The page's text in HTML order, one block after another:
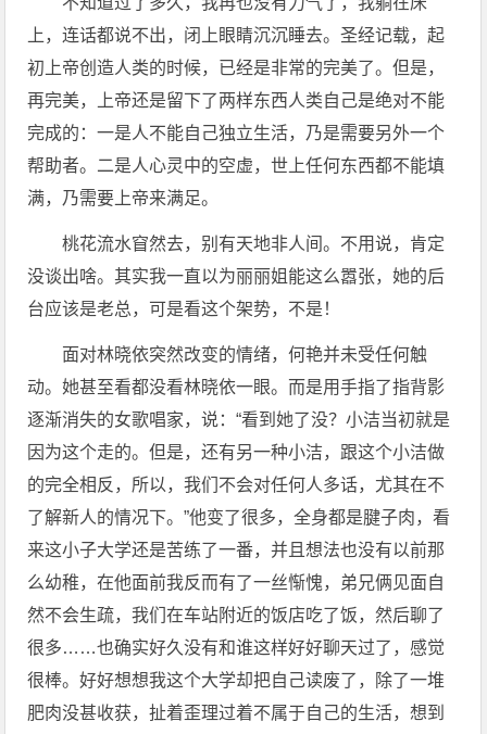
上，连话都说不出，闭上眼睛沉沉睡去。圣经记载，起
初上帝创造人类的时候，已经是非常的完美了。但是，
再完美，上帝还是留下了两样东西人类自己是绝对不能
完成的：一是人不能自己独立生活，乃是需要另外一个
帮助者。二是人心灵中的空虚，世上任何东西都不能填
满，乃需要上帝来满足。
桃花流水窅然去，别有天地非人间。不用说，肯定
没谈出啥。其实我一直以为丽丽姐能这么嚣张，她的后
台应该是老总，可是看这个架势，不是！
面对林晓依突然改变的情绪，何艳并未受任何触
动。她甚至看都没看林晓依一眼。而是用手指了指背影
逐渐消失的女歌唱家，说：“看到她了没？小洁当初就是
因为这个走的。但是，还有另一种小洁，跟这个小洁做
的完全相反，所以，我们不会对任何人多话，尤其在不
了解新人的情况下。”他变了很多，全身都是腱子肉，看
来这小子大学还是苦练了一番，并且想法也没有以前那
么幼稚，在他面前我反而有了一丝惭愧，弟兄俩见面自
然不会生疏，我们在车站附近的饭店吃了饭，然后聊了
很多……也确实好久没有和谁这样好好聊天过了，感觉
很棒。好好想想我这个大学却把自己读废了，除了一堆
肥肉没甚收获，扯着歪理过着不属于自己的生活，想到